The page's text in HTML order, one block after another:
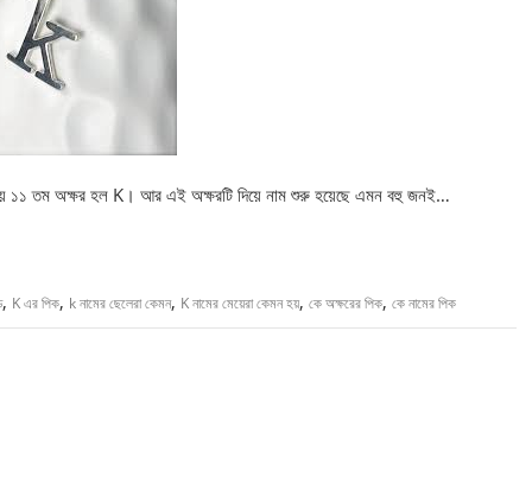
১১ তম অক্ষর হল K। আর এই অক্ষরটি দিয়ে নাম শুরু হয়েছে এমন বহু জনই…
, K এর পিক, k নামের ছেলেরা কেমন, K নামের মেয়েরা কেমন হয়, কে অক্ষরের পিক, কে নামের পিক